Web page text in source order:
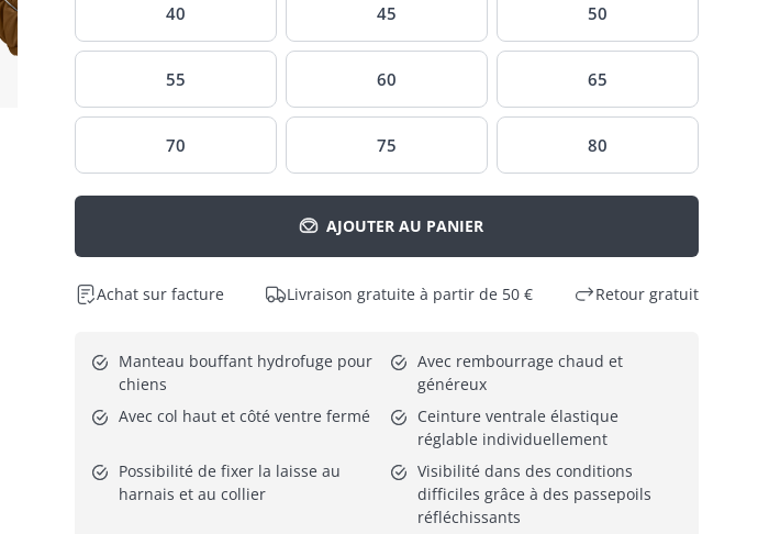
40 45 50
55 60 65
70 75 80
AJOUTER AU PANIER
Achat sur facture Livraison gratuite à partir de 50 € Retour gratuit
Manteau bouffant hydrofuge pour
chiens
Avec rembourrage chaud et
généreux
Avec col haut et côté ventre fermé
Ceinture ventrale élastique
réglable individuellement
Possibilité de fixer la laisse au
harnais et au collier
Visibilité dans des conditions
difficiles grâce à des passepoils
réfléchissants